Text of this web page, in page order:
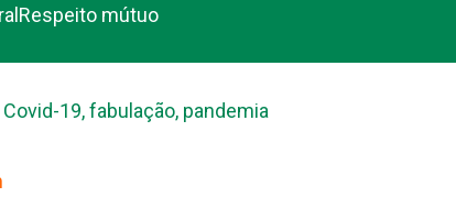
Respeito mútuo
Covid-19,fabulação, pandemia